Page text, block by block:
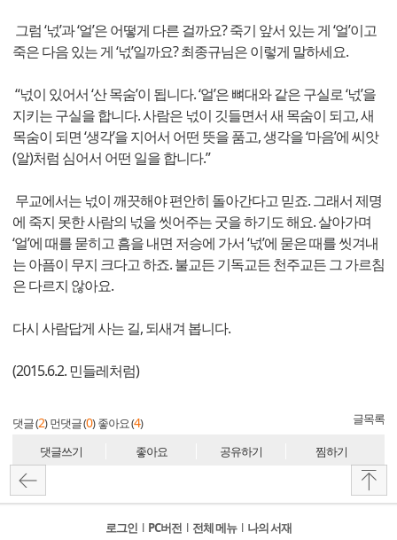
그럼 ‘넋’과 ‘얼’은 어떻게 다른 걸까요? 죽기 앞서 있는 게 ‘얼’이고
죽은 다음 있는 게 ‘넋’일까요? 최종규님은 이렇게 말하세요.
“넋이 있어서 ‘산 목숨’이 됩니다. ‘얼’은 뼈대와 같은 구실로 ‘넋’을
지키는 구실을 합니다. 사람은 넋이 깃들면서 새 목숨이 되고, 새
목숨이 되면 ‘생각’을 지어서 어떤 뜻을 품고, 생각을 ‘마음’에 씨앗
(알)처럼 심어서 어떤 일을 합니다.”
무교에서는 넋이 깨끗해야 편안히 돌아간다고 믿죠. 그래서 제명
에 죽지 못한 사람의 넋을 씻어주는 굿을 하기도 해요. 살아가며
‘얼’에 때를 묻히고 흠을 내면 저승에 가서 ‘넋’에 묻은 때를 씻겨내
는 아픔이 무지 크다고 하죠. 불교든 기독교든 천주교든 그 가르침
은 다르지 않아요.
다시 사람답게 사는 길, 되새겨 봅니다.
(2015.6.2. 민들레처럼)
댓글 (2) 먼댓글 (0) 좋아요 (4) 글목록
댓글쓰기 좋아요 공유하기 찜하기
로그인 l PC버전 l 전체 메뉴 l 나의 서재